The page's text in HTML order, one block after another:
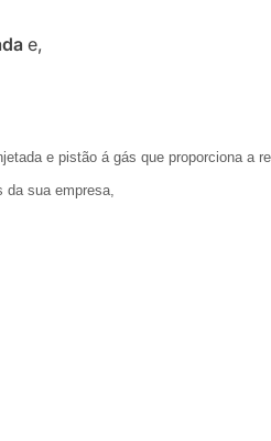
e,
e pistão á gás que proporciona a
da sua empresa,